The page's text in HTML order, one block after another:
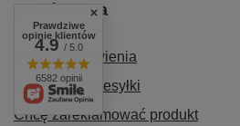
Zamówienia
Status zamówienia
Śledzenie przesyłki
Chcę zareklamować produkt
Prawdziwe
opinie klientów
4.9/ 5.0
6582 opinii